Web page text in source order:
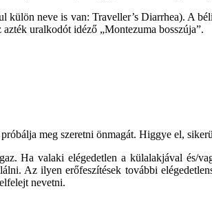
neve is van: Traveller’s Diarrhea). A
uralkodót idéző „Montezuma bosszúja”.
meg szeretni önmagát. Higgye el,
Ha valaki elégedetlen a külalakjával és/
Az ilyen erőfeszítések további
nevetni.